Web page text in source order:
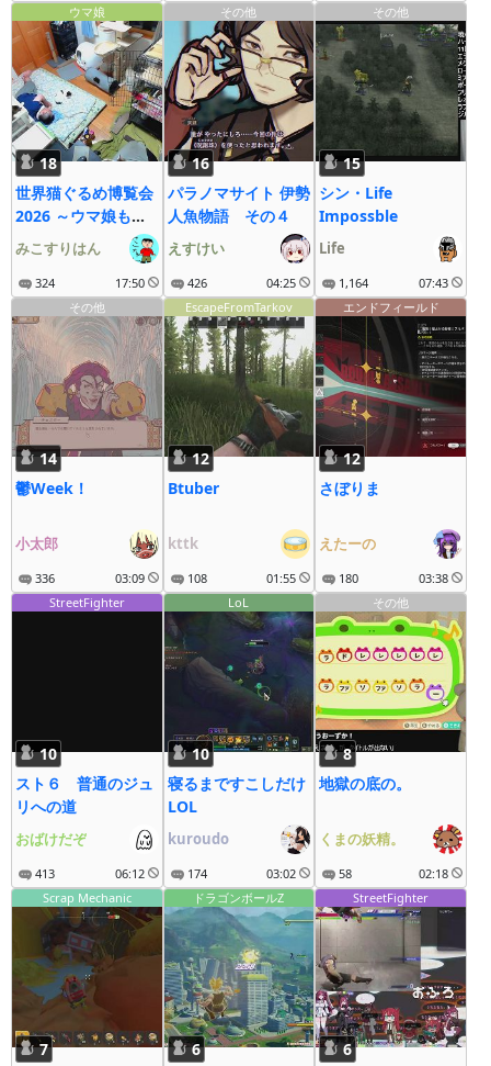
ウマ娘
18
世界猫ぐるめ博覧会
2026 ～ウマ娘も大
疾走にゃ～
みこすりはん
324 17:50
その他
16
パラノマサイト 伊勢
人魚物語 その４
えすけい
426 04:25
その他
15
シン・Life
Impossble
Life
1,164
07:43
その他
14
鬱Week！
小太郎
336 03:09
EscapeFromTarkov
12
Btuber
kttk
108 01:55
エンドフィールド
12
さぼりま
えたーの
180
03:38
StreetFighter
10
スト６ 普通のジュ
リへの道
おばけだぞ
413 06:12
LoL
10
寝るまですこしだけ
LOL
kuroudo
174 03:02
その他
8
地獄の底の。
くまの妖精。
58
02:18
Scrap Mechanic
7
ドラゴンボールZ
6
StreetFighter
6